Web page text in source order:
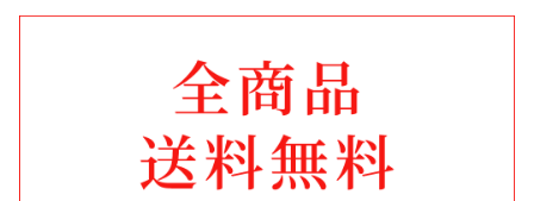
10,001円〜30,000円